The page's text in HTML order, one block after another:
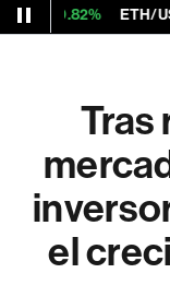
ETH/USD 1,910.42
Tras
el